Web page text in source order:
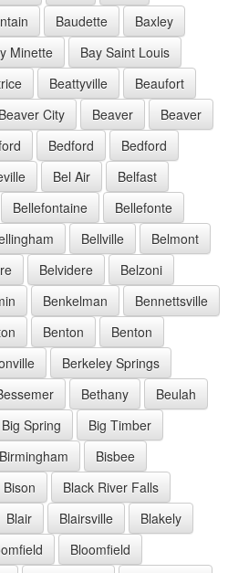
Baudette
Baxley
Minette
Bay Saint Louis
Beattyville
Beaufort
Beaver City Beaver
Beaver
Bedford
Bedford
Bel Air
Belfast
Bellefontaine
Bellefonte
Bellville
Belmont
Belvidere
Belzoni
Benkelman
Bennettsville
Benton
Benton
Berkeley Springs
Bethany
Beulah
Big Spring
Big Timber
Birmingham
Bisbee
Bison
Black River Falls
Blair Blairsville
Blakely
Bloomfield